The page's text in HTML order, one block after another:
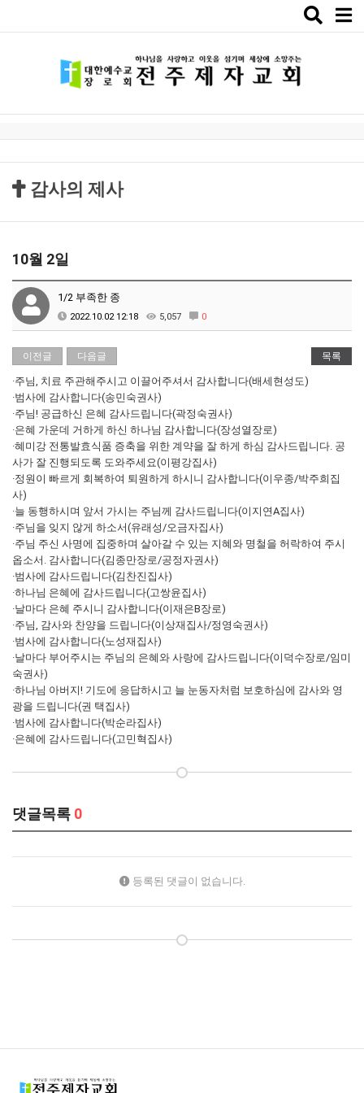
Toggle
감사의 제사
10월 2일
1/2 부족한 종
2022.10.02 12:18 5,057 0
이전글 다음글 목록
·주님, 치료 주관해주시고 이끌어주셔서 감사합니다(배세현성도)
·범사에 감사합니다(송민숙권사)
·주님! 공급하신 은혜 감사드립니다(곽정숙권사)
·은혜 가운데 거하게 하신 하나님 감사합니다(장성열장로)
·혜미강 전통발효식품 증축을 위한 계약을 잘 하게 하심 감사드립니다. 공
사가 잘 진행되도록 도와주세요(이평강집사)
·정원이 빠르게 회복하여 퇴원하게 하시니 감사합니다(이우종/박주희집
사)
·늘 동행하시며 앞서 가시는 주님께 감사드립니다(이지연A집사)
·주님을 잊지 않게 하소서(유래성/오금자집사)
·주님 주신 사명에 집중하며 살아갈 수 있는 지혜와 명철을 허락하여 주시
옵소서. 감사합니다(김종만장로/공정자권사)
·범사에 감사드립니다(김찬진집사)
·하나님 은혜에 감사드립니다(고쌍윤집사)
·날마다 은혜 주시니 감사합니다(이재은B장로)
·주님, 감사와 찬양을 드립니다(이상재집사/정영숙권사)
·범사에 감사합니다(노성재집사)
·날마다 부어주시는 주님의 은혜와 사랑에 감사드립니다(이덕수장로/임미
숙권사)
·하나님 아버지! 기도에 응답하시고 늘 눈동자처럼 보호하심에 감사와 영
광을 드립니다(권 택집사)
·범사에 감사합니다(박순라집사)
·은혜에 감사드립니다(고민혁집사)
댓글목록 0
등록된 댓글이 없습니다.